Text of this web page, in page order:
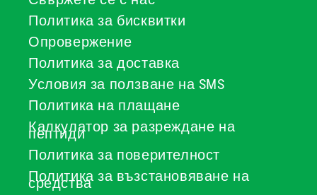
Политика за бисквитки
Опровержение
Политика за доставка
Условия за ползване на SMS
Политика на плащане
Калкулатор за разреждане на
пептиди
Политика за поверителност
Политика за възстановяване на
средства